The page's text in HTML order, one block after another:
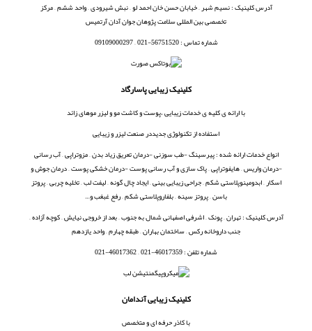
آدرس کلینیک : نسیم شهر – خیابان حسن خان احمد لو – نبش شیرودی – واحد ششم – مرکز
تخصصی بین المللی سلامت پژوهان جوان آدان آرتمیس
شماره تماس : 56751520-021 – 09109000297
کلینیک زیبایی پاسارگاد
با ارائه ی کلیه ی خدمات زیبایی ،پوست و کاشت مو و لیزر موهای زائد
استفاده از تکنولوژی جدیددر صنعت لیزر و زیبایی
انواع خدمات ارائه شده : پیرسینگ -طب سوزنی -درمان تعریق زیاد بدن – مزوتراپی – آب رسانی
-درمان واریس – هایفوتراپی – پاک سازی و آب رسانی پوست -درمان خشکی پوست – درمان جوش و
اسکار – ابدومینوپلاستی شکم – جراحی زیبایی بینی – ایجاد چال گونه – لیفت لب – تخلیه چربی – پروتز
باسن – پروتز سینه – بلفاروپلاستی شکم – رفع غبغب و…
آدرس کلینیک : تهران – پونک – اشرفی اصفهانی شمال به جنوب – بعد از خروجی نیایش – کوچه آزاده –
جنب داروخانه رکس – ساختمان بهاران – طبقه چهارم – واحد یازدهم
شماره تلفن : 46017359-021 – 46017362-021
کلینیک زیبایی آندامان
با کاذر حرفه ای و متخصص